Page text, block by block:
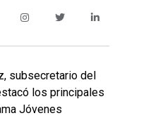
subsecretario del
los principales
Jóvenes